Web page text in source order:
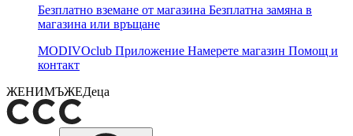
Безплатно вземане от магазина Безплатна замяна в
магазина или връщане
MODIVOclub Приложение Намерете магазин Помощ и
контакт
ЖЕНИМЪЖЕДеца